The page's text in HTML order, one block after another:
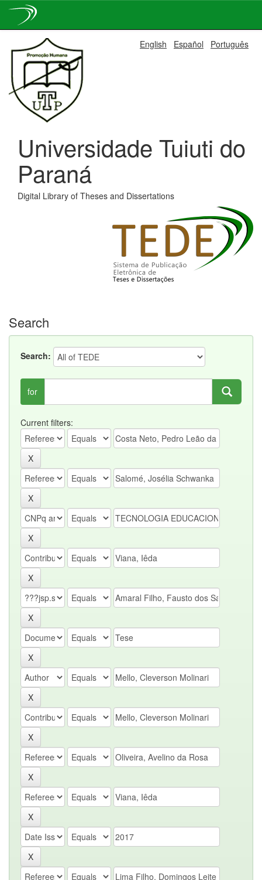
navigation
English Español Português
Universidade Tuiuti do
Paraná
Digital Library of Theses and Dissertations
Search
Search:
for
Current filters: